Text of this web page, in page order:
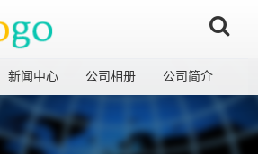
新闻中心 公司相册 公司简介